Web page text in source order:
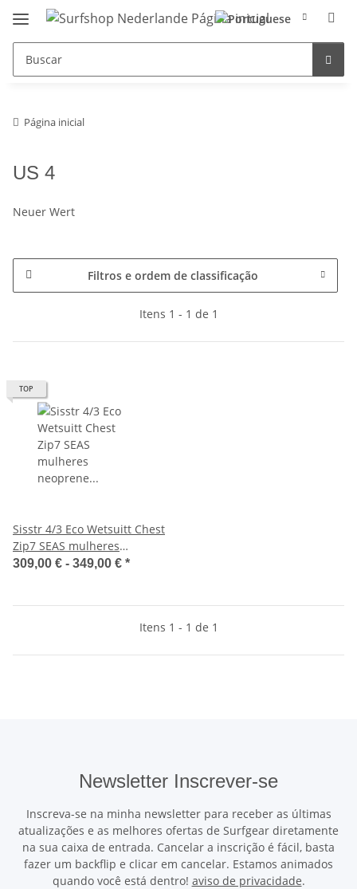
Página inicial
US 4
Neuer Wert
Filtros e ordem de classificação
Itens 1 - 1 de 1
TOP
Sisstr 4/3 Eco Wetsuitt Chest
Zip7 SEAS mulheres
neoprene fullsuit black
309,00 € - 349,00 € *
Itens 1 - 1 de 1
Newsletter Inscrever-se
Inscreva-se na minha newsletter para receber as últimas
atualizações e as melhores ofertas de Surfgear diretamente
na sua caixa de entrada. Cancelar a inscrição é fácil, basta
fazer um backflip e clicar em cancelar. Estamos animados
quando você está dentro! aviso de privacidade.